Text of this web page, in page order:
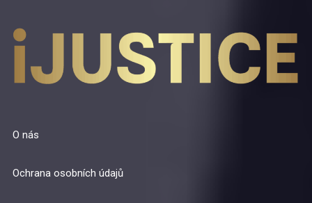
O nás
Ochrana osobních údajů